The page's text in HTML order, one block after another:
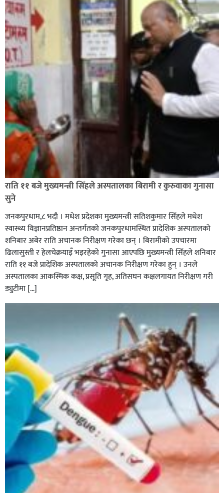
सिराहा-२ मा संजय यादव भिड्ने !
रक्तदान सेवामा जिल्लामै दोस्रो स्थान ल्याएकोमा जनमत नेताद्वय
रेडक्रस सिराहा द्वारा सम्मानित
सिराहाको औरहीमा जेन-जी भेला सम्पन्न
राति ११ बजे मुख्यमन्त्री सिँहले अस्पतालका बिरामी र कुरुवाका गुनासा
सुने
जनकपुरधाम,८ भदौ । मधेश प्रदेशका मुख्यमन्त्री सतिशकुमार सिँहले मधेश
स्वास्थ्य विज्ञानप्रतिष्ठान अन्तर्गतको जनकपुरधामस्थित प्रादेशिक अस्पतालको
शनिबार अबेर राति अचानक निरीक्षण गरेका छन् । बिरामीको उपचारमा
ढिलासुस्ती र हेलचेक्रयाइँ भइरहेको गुनासा आएपछि मुख्यमन्त्री सिँहले शनिबार
राति ११ बजे प्रादेशिक अस्पतालको अचानक निरीक्षण गरेका हुन् । उनले
अस्पतालका आकस्मिक कक्ष, प्रसूति गृह, अतिसघन कक्षलगायत निरीक्षण गरी
ड्युटीमा […]